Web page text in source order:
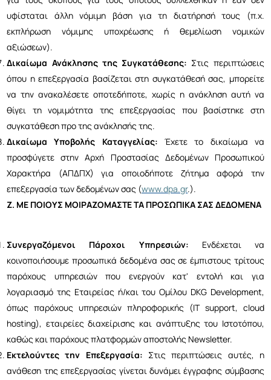
υφίσταται άλλη νόμιμη βάση για τη διατήρησή τους (π.χ.
εκπλήρωση νόμιμης υποχρέωσης ή θεμελίωση νομικών
αξιώσεων).
Δικαίωμα Ανάκλησης της Συγκατάθεσης: Στις περιπτώσεις
όπου η επεξεργασία βασίζεται στη συγκατάθεσή σας, μπορείτε
να την ανακαλέσετε οποτεδήποτε, χωρίς η ανάκληση αυτή να
θίγει τη νομιμότητα της επεξεργασίας που βασίστηκε στη
συγκατάθεση προ της ανάκλησής της.
Δικαίωμα Υποβολής Καταγγελίας: Έχετε το δικαίωμα να
προσφύγετε στην Αρχή Προστασίας Δεδομένων Προσωπικού
Χαρακτήρα (ΑΠΔΠΧ) για οποιοδήποτε ζήτημα αφορά την
επεξεργασία των δεδομένων σας (www.dpa.gr.).
Ζ. ΜΕ ΠΟΙΟΥΣ ΜΟΙΡΑΖΟΜΑΣΤΕ ΤΑ ΠΡΟΣΩΠΙΚΑ ΣΑΣ ΔΕΔΟΜΕΝΑ
Συνεργαζόμενοι Πάροχοι Υπηρεσιών: Ενδέχεται να
κοινοποιήσουμε προσωπικά δεδομένα σας σε έμπιστους τρίτους
παρόχους υπηρεσιών που ενεργούν κατ' εντολή και για
λογαριασμό της Εταιρείας ή/και του Ομίλου DKG Development,
όπως παρόχους υπηρεσιών πληροφορικής (IT support, cloud
hosting), εταιρείες διαχείρισης και ανάπτυξης του Ιστοτόπου,
καθώς και παρόχους πλατφορμών αποστολής Newsletter.
Εκτελούντες την Επεξεργασία: Στις περιπτώσεις αυτές, η
ανάθεση της επεξεργασίας γίνεται δυνάμει έγγραφης σύμβασης